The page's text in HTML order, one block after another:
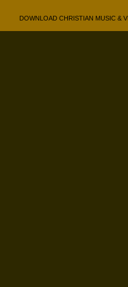
DOWNLOAD CHRISTIAN MUSIC